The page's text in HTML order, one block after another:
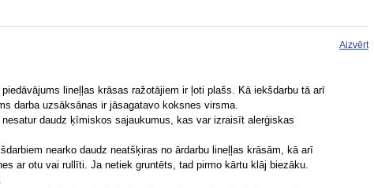
Aizvērt
lineļļas krāsas ražotājiem ir ļoti plašs. Kā iekšdarbu tā arī
darba uzsāksānas ir jāsagatavo koksnes virsma.
daudz ķīmiskos sajaukumus, kas var izraisīt alerģiskas
nearko daudz neatšķiras no ārdarbu lineļļas krāsām, kā arī
ar otu vai rullīti. Ja netiek gruntēts, tad pirmo kārtu klāj biezāku.